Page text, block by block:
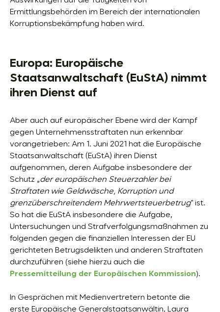
Ermittlungsbehörden im Bereich der internationalen
Korruptionsbekämpfung haben wird.
Europa: Europäische
Staatsanwaltschaft (EuStA) nimmt
ihren Dienst auf
Aber auch auf europäischer Ebene wird der Kampf
gegen Unternehmensstraftaten nun erkennbar
vorangetrieben: Am 1. Juni 2021 hat die Europäische
Staatsanwaltschaft (EuStA) ihren Dienst
aufgenommen, deren Aufgabe insbesondere der
Schutz „der europäischen Steuerzahler bei
Straftaten wie Geldwäsche, Korruption und
grenzüberschreitendem Mehrwertsteuerbetrug“ ist.
So hat die EuStA insbesondere die Aufgabe,
Untersuchungen und Strafverfolgungsmaßnahmen zu
folgenden gegen die finanziellen Interessen der EU
gerichteten Betrugsdelikten und anderen Straftaten
durchzuführen (siehe hierzu auch die
Pressemitteilung der Europäischen Kommission).
In Gesprächen mit Medienvertretern betonte die
erste Europäische Generalstaatsanwältin, Laura